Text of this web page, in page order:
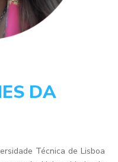
DA
Técnica de Lisboa